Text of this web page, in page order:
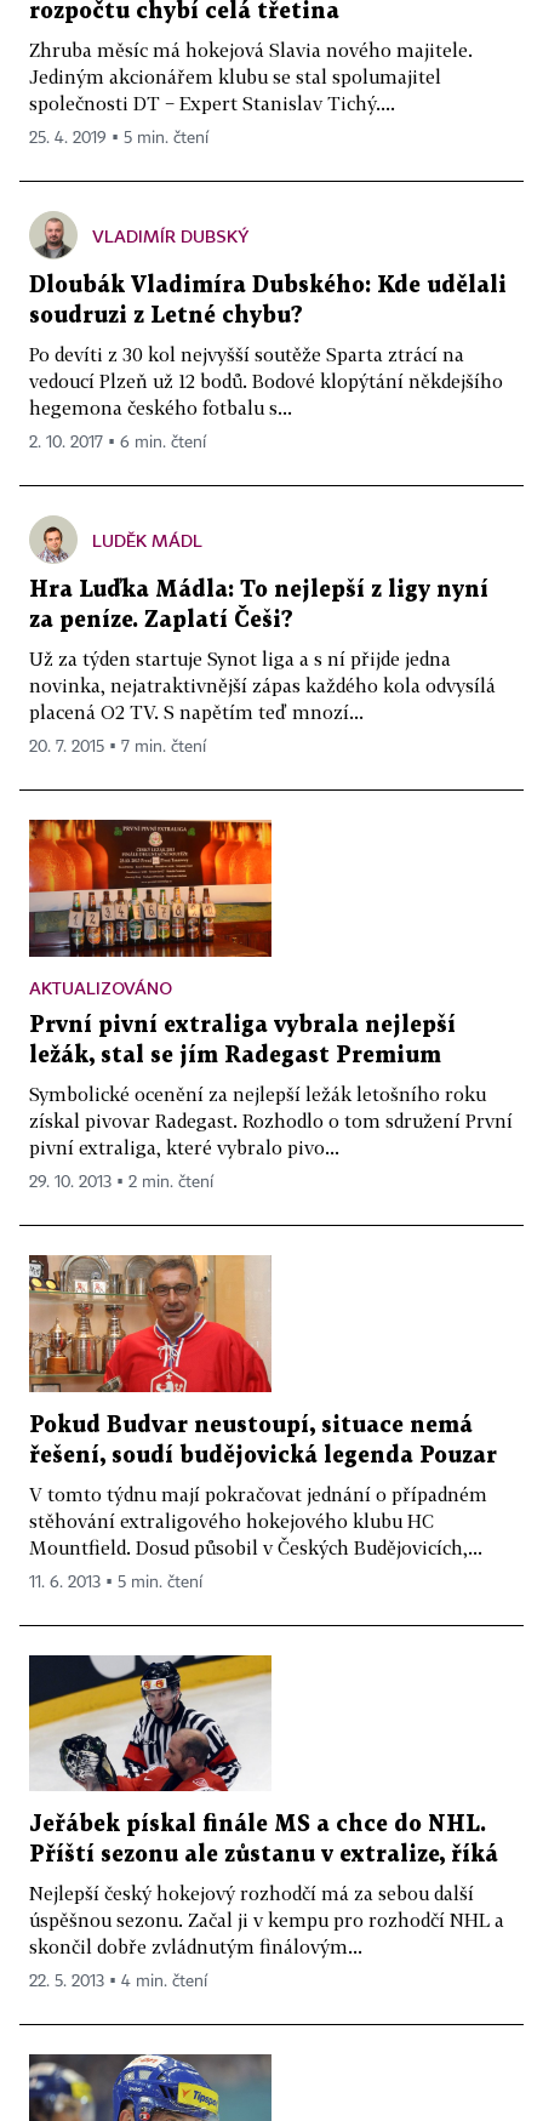
rozpočtu chybí celá třetina
Zhruba měsíc má hokejová Slavia nového majitele.
Jediným akcionářem klubu se stal spolumajitel
společnosti DT − Expert Stanislav Tichý....
25. 4. 2019 ▪ 5 min. čtení
VLADIMÍR DUBSKÝ
Dloubák Vladimíra Dubského: Kde udělali
soudruzi z Letné chybu?
Po devíti z 30 kol nejvyšší soutěže Sparta ztrácí na
vedoucí Plzeň už 12 bodů. Bodové klopýtání někdejšího
hegemona českého fotbalu s...
2. 10. 2017 ▪ 6 min. čtení
LUDĚK MÁDL
Hra Luďka Mádla: To nejlepší z ligy nyní
za peníze. Zaplatí Češi?
Už za týden startuje Synot liga a s ní přijde jedna
novinka, nejatraktivnější zápas každého kola odvysílá
placená O2 TV. S napětím teď mnozí...
20. 7. 2015 ▪ 7 min. čtení
AKTUALIZOVÁNO
První pivní extraliga vybrala nejlepší
ležák, stal se jím Radegast Premium
Symbolické ocenění za nejlepší ležák letošního roku
získal pivovar Radegast. Rozhodlo o tom sdružení První
pivní extraliga, které vybralo pivo...
29. 10. 2013 ▪ 2 min. čtení
Pokud Budvar neustoupí, situace nemá
řešení, soudí budějovická legenda Pouzar
V tomto týdnu mají pokračovat jednání o případném
stěhování extraligového hokejového klubu HC
Mountfield. Dosud působil v Českých Budějovicích,...
11. 6. 2013 ▪ 5 min. čtení
Jeřábek pískal finále MS a chce do NHL.
Příští sezonu ale zůstanu v extralize, říká
Nejlepší český hokejový rozhodčí má za sebou další
úspěšnou sezonu. Začal ji v kempu pro rozhodčí NHL a
skončil dobře zvládnutým finálovým...
22. 5. 2013 ▪ 4 min. čtení